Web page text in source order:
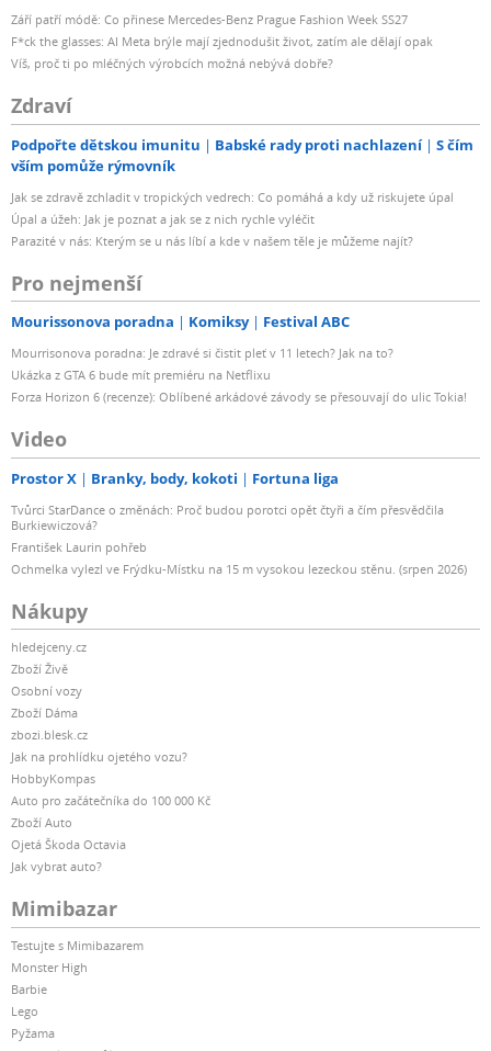
Září patří módě: Co přinese Mercedes-Benz Prague Fashion Week SS27
F*ck the glasses: AI Meta brýle mají zjednodušit život, zatím ale dělají opak
Víš, proč ti po mléčných výrobcích možná nebývá dobře?
Zdraví
Podpořte dětskou imunitu Babské rady proti nachlazení
S čím
vším pomůže rýmovník
Jak se zdravě zchladit v tropických vedrech: Co pomáhá a kdy už riskujete úpal
Úpal a úžeh: Jak je poznat a jak se z nich rychle vyléčit
Parazité v nás: Kterým se u nás líbí a kde v našem těle je můžeme najít?
Pro nejmenší
Mourissonova poradna Komiksy Festival ABC
Mourrisonova poradna: Je zdravé si čistit pleť v 11 letech? Jak na to?
Ukázka z GTA 6 bude mít premiéru na Netflixu
Forza Horizon 6 (recenze): Oblíbené arkádové závody se přesouvají do ulic Tokia!
Video
Prostor X Branky, body, kokoti Fortuna liga
Tvůrci StarDance o změnách: Proč budou porotci opět čtyři a čím přesvědčila
Burkiewiczová?
František Laurin pohřeb
Ochmelka vylezl ve Frýdku-Místku na 15 m vysokou lezeckou stěnu. (srpen 2026)
Nákupy
hledejceny.cz
Zboží Živě
Osobní vozy
Zboží Dáma
zbozi.blesk.cz
Jak na prohlídku ojetého vozu?
HobbyKompas
Auto pro začátečníka do 100 000 Kč
Zboží Auto
Ojetá Škoda Octavia
Jak vybrat auto?
Mimibazar
Testujte s Mimibazarem
Monster High
Barbie
Lego
Pyžama